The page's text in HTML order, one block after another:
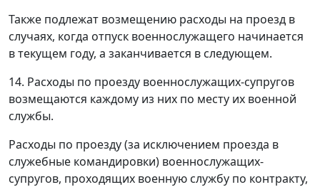
Также подлежат возмещению расходы на проезд в
случаях, когда отпуск военнослужащего начинается
в текущем году, а заканчивается в следующем.
14. Расходы по проезду военнослужащих-супругов
возмещаются каждому из них по месту их военной
службы.
Расходы по проезду (за исключением проезда в
служебные командировки) военнослужащих-
супругов, проходящих военную службу по контракту,